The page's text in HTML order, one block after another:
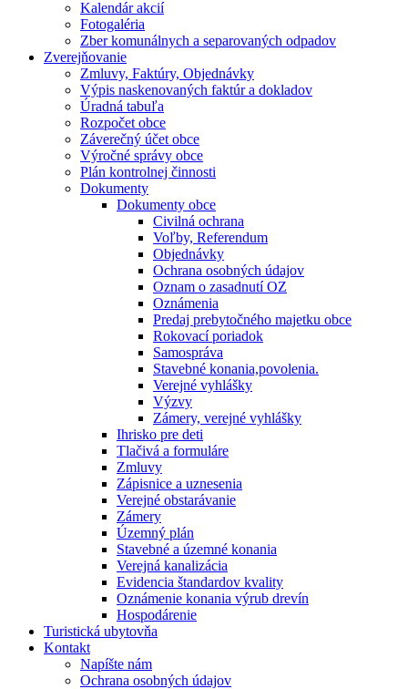
Kalendár akcií
Fotogaléria
Zber komunálnych a separovaných odpadov
Zverejňovanie
Zmluvy, Faktúry, Objednávky
Výpis naskenovaných faktúr a dokladov
Úradná tabuľa
Rozpočet obce
Záverečný účet obce
Výročné správy obce
Plán kontrolnej činnosti
Dokumenty
Dokumenty obce
Civilná ochrana
Voľby, Referendum
Objednávky
Ochrana osobných údajov
Oznam o zasadnutí OZ
Oznámenia
Predaj prebytočného majetku obce
Rokovací poriadok
Samospráva
Stavebné konania,povolenia.
Verejné vyhlášky
Výzvy
Zámery, verejné vyhlášky
Ihrisko pre deti
Tlačivá a formuláre
Zmluvy
Zápisnice a uznesenia
Verejné obstarávanie
Zámery
Územný plán
Stavebné a územné konania
Verejná kanalizácia
Evidencia štandardov kvality
Oznámenie konania výrub drevín
Hospodárenie
Turistická ubytovňa
Kontakt
Napíšte nám
Ochrana osobných údajov